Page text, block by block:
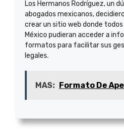
Los Hermanos Rodríguez, un
abogados mexicanos,
crear un sitio web donde
México pudieran acceder a
formatos para facilitar sus
legales.
MAS: Formato De